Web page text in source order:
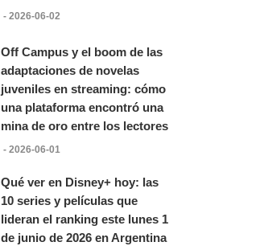
- 2026-06-02
Off Campus y el boom de las
adaptaciones de novelas
juveniles en streaming: cómo
una plataforma encontró una
mina de oro entre los lectores
- 2026-06-01
Qué ver en Disney+ hoy: las
10 series y películas que
lideran el ranking este lunes 1
de junio de 2026 en Argentina